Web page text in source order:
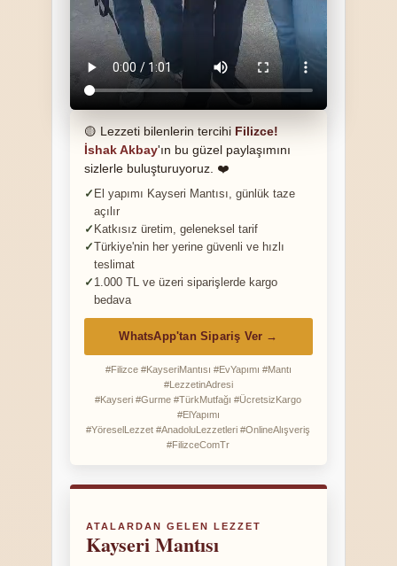
ATALARDAN GELEN LEZZET
Kayseri Mantısı
🟡 Lezzeti bilenlerin tercihi Filizce!
İshak Akbay'ın bu güzel paylaşımını
sizlerle buluşturuyoruz. ❤️
El yapımı Kayseri Mantısı, günlük taze
açılır
Katkısız üretim, geleneksel tarif
Türkiye'nin her yerine güvenli ve hızlı
teslimat
1.000 TL ve üzeri siparişlerde kargo
bedava
WhatsApp'tan Sipariş Ver →
#Filizce #KayseriMantısı #EvYapımı #Mantı
#LezzetinAdresi
#Kayseri #Gurme #TürkMutfağı #ÜcretsizKargo
#ElYapımı
#YöreselLezzet #AnadoluLezzetleri #OnlineAlışveriş
#FilizceComTr